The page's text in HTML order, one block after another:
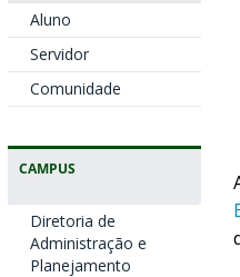
Aluno
Servidor
Comunidade
CAMPUS
Diretoria de
Administração e
Planejamento